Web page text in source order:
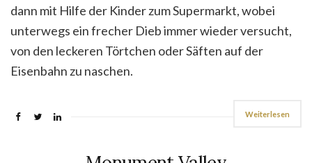
dann mit Hilfe der Kinder zum Supermarkt, wobei
unterwegs ein frecher Dieb immer wieder versucht,
von den leckeren Törtchen oder Säften auf der
Eisenbahn zu naschen.
Weiterlesen